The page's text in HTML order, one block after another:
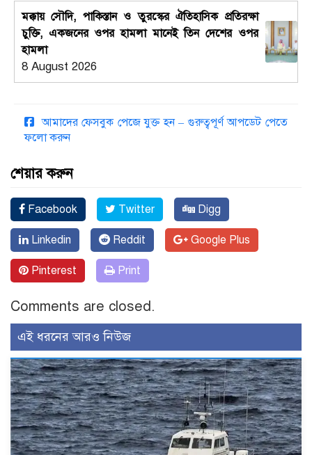
মক্কায় সৌদি, পাকিস্তান ও তুরস্কের ঐতিহাসিক প্রতিরক্ষা
চুক্তি, একজনের ওপর হামলা মানেই তিন দেশের ওপর
হামলা
8 August 2026
আমাদের ফেসবুক পেজে যুক্ত হন – গুরুত্বপূর্ণ আপডেট পেতে
ফলো করুন
শেয়ার করুন
Facebook Twitter Digg
Linkedin Reddit Google Plus
Pinterest Print
Comments are closed.
এই ধরনের আরও নিউজ